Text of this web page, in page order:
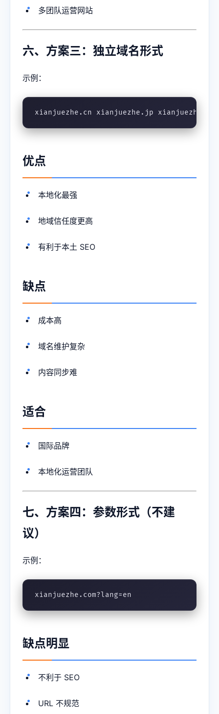
多团队运营网站
六、方案三：独立域名形式
示例：
xianjuezhe.cn xianjuezhe.jp xianjuezhe.kr
优点
本地化最强
地域信任度更高
有利于本土 SEO
缺点
成本高
域名维护复杂
内容同步难
适合
国际品牌
本地化运营团队
七、方案四：参数形式（不建
议）
示例：
xianjuezhe.com?lang=en
缺点明显
不利于 SEO
URL 不规范